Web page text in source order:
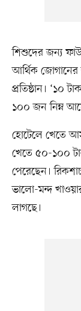
শিশুদের জন্য
আর্থিক জোগানের
প্রতিষ্ঠান। ‘১০
১০০ জন নিম্ন
হোটেলে খেতে
খেতে ৫০-১০০
পেরেছেন।
ভালো-মন্দ
লাগছে।